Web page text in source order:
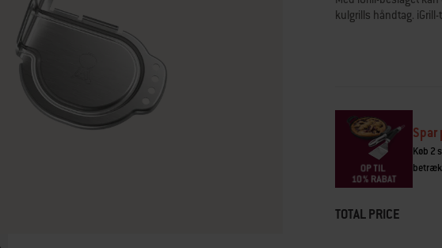
bedømmelsesværdi.
Read
kulgrills håndtag.
Spar
Køb 2
TOTAL PRICE